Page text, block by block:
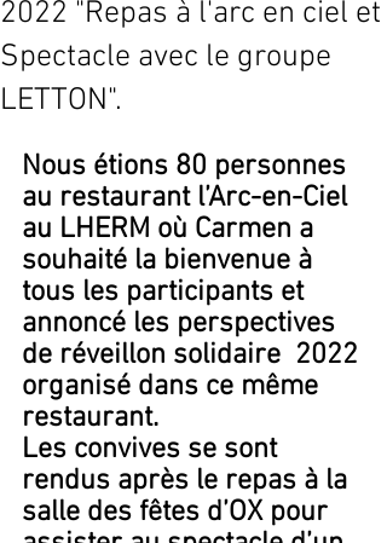
2022 "Repas à l'arc en ciel et
Spectacle avec le groupe
LETTON".
Nous étions 80 personnes
au restaurant l’Arc-en-Ciel
au LHERM où Carmen a
souhaité la bienvenue à
tous les participants et
annoncé les perspectives
de réveillon solidaire  2022
organisé dans ce même
restaurant.
Les convives se sont
rendus après le repas à la
salle des fêtes d’OX pour